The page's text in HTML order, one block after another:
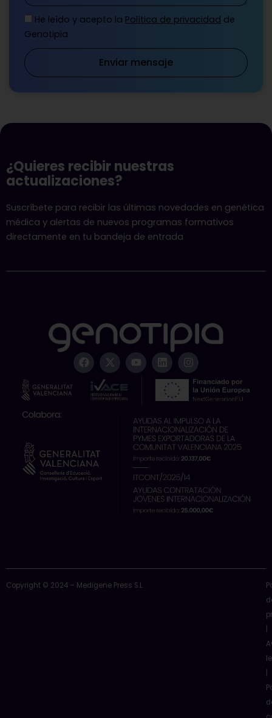
He leído y acepto la Política de privacidad de
Genotipia
Enviar mensaje
¿Quieres recibir nuestras
actualizaciones?
Suscríbete para recibir las últimas novedades en genética
médica y alertas de nuevos programas formativos
directamente en tu bandeja de entrada
F
a
c
X
-
t
w
i
Y
o
u
e
L
i
n
k
e
i
n
I
n
s
a
r
a
m
Copyright © 2024 – Medigene Press S.L
|
|